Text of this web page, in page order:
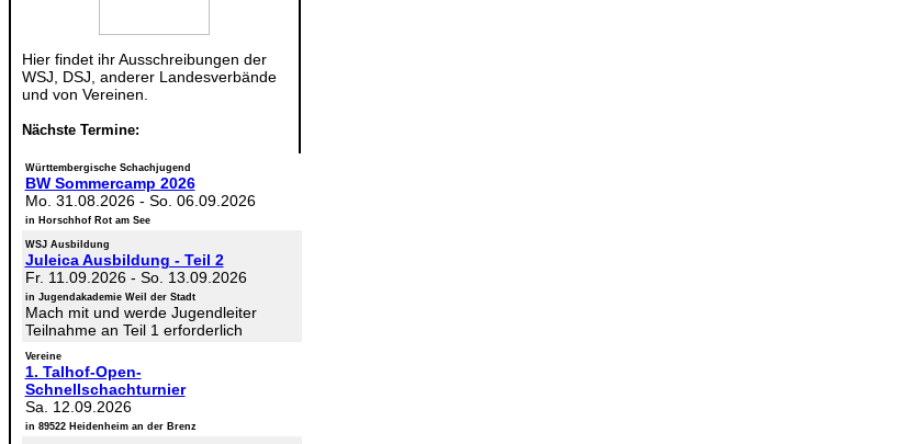
Hier findet ihr Ausschreibungen der
WSJ, DSJ, anderer Landesverbände
und von Vereinen.
Nächste Termine:
Württembergische Schachjugend
BW Sommercamp 2026
Mo. 31.08.2026- So. 06.09.2026
in Horschhof Rot am See
WSJ Ausbildung
Juleica Ausbildung - Teil 2
Fr. 11.09.2026- So. 13.09.2026
in Jugendakademie Weil der Stadt
Mach mit und werde Jugendleiter
Teilnahme an Teil 1 erforderlich
Vereine
1. Talhof-Open-
Schnellschachturnier
Sa. 12.09.2026
in 89522 Heidenheim an der Brenz